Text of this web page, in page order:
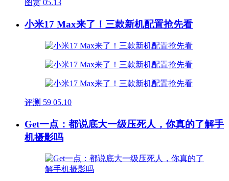
图赏 05.13
小米17 Max来了！三款新机配置抢先看
评测 59 05.10
Get一点：都说底大一级压死人，你真的了解手
机摄影吗